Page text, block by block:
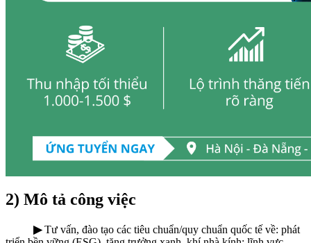
2) Mô tả công việc
▶Tư vấn, đào tạo các tiêu chuẩn/quy chuẩn quốc tế về: phát